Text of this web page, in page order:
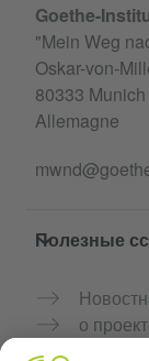
Goethe-
"Mein Weg
Oskar-von-
80333 Munich
Allemagne
Полезные
о